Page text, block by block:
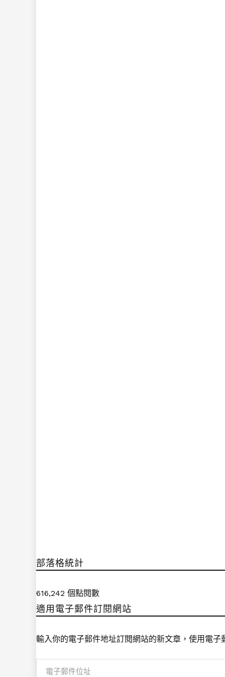
部落格統計
616,242 個點閱數
適用電子郵件訂閱網站
輸入你的電子郵件地址訂閱網站的新文章，使用電子